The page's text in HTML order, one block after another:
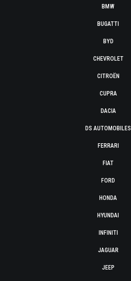
BMW
BUGATTI
BYD
CHEVROLET
CITROËN
CUPRA
DACIA
DS AUTOMOBILES
FERRARI
FIAT
FORD
HONDA
HYUNDAI
INFINITI
JAGUAR
JEEP